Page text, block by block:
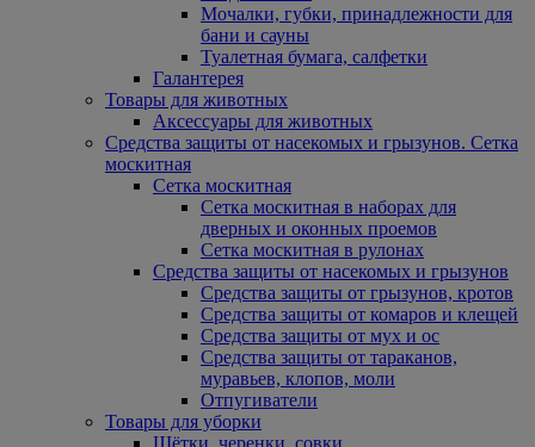
Мочалки, губки, принадлежности для
бани и сауны
Туалетная бумага, салфетки
Галантерея
Товары для животных
Аксессуары для животных
Средства защиты от насекомых и грызунов. Сетка
москитная
Сетка москитная
Сетка москитная в наборах для
дверных и оконных проемов
Сетка москитная в рулонах
Средства защиты от насекомых и грызунов
Средства защиты от грызунов, кротов
Средства защиты от комаров и клещей
Средства защиты от мух и ос
Средства защиты от тараканов,
муравьев, клопов, моли
Отпугиватели
Товары для уборки
Щётки, черенки, совки